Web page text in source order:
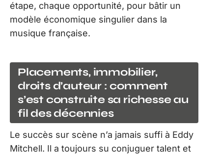
étape, chaque opportunité, pour bâtir un
modèle économique singulier dans la
musique française.
Placements, immobilier,
droits d’auteur : comment
s’est construite sa richesse au
fil des décennies
Le succès sur scène n’a jamais suffi à Eddy
Mitchell. Il a toujours su conjuguer talent et